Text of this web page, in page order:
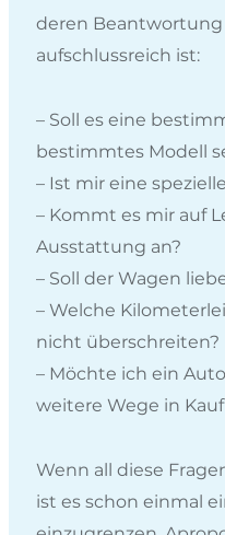
deren Beantwortung
aufschlussreich ist:
– Soll es eine
bestimmtes Modell
– Ist mir eine
– Kommt es mir auf
Ausstattung an?
– Soll der Wagen
– Welche
nicht überschreiten?
– Möchte ich ein
weitere Wege in
Wenn all diese
ist es schon einmal